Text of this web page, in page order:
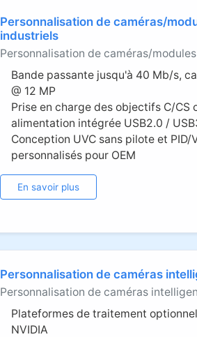
Personnalisation de caméras/
industriels
Personnalisation de caméras/
Bande passante jusqu'à 40 Mb/s,
@ 12 MP
Prise en charge des objectifs C/CS
alimentation intégrée USB2.0 /
Conception UVC sans pilote et PID/
personnalisés pour OEM
En savoir plus
Personnalisation de caméras
Personnalisation de caméras
Plateformes de traitement
NVIDIA